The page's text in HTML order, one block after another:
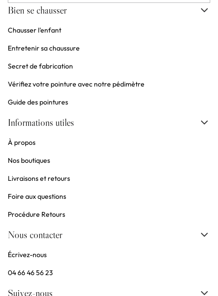
Bien se chausser
Chausser l'enfant
Entretenir sa chaussure
Secret de fabrication
Vérifiez votre pointure avec notre pédimètre
Guide des pointures
Informations utiles
À propos
Nos boutiques
Livraisons et retours
Foire aux questions
Procédure Retours
Nous contacter
Écrivez-nous
04 66 46 56 23
Suivez-nous